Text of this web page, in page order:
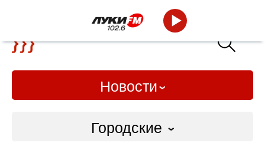
Новости
Городские